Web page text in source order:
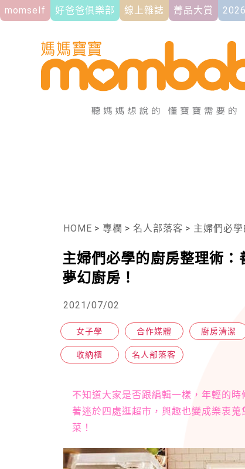
momself 好爸爸俱樂部 線上雜誌 菁品大賞
HOME > 專欄 > 名人部落客 > 主婦們必學
主婦們必學的廚房整理術
夢幻廚房！
2021/07/02
女子學 合作媒體 廚房清潔
收納櫃 名人部落客
不知道大家是否跟編輯一樣，年輕的
著迷於四處逛超市，興趣也變成樂衷
菜！